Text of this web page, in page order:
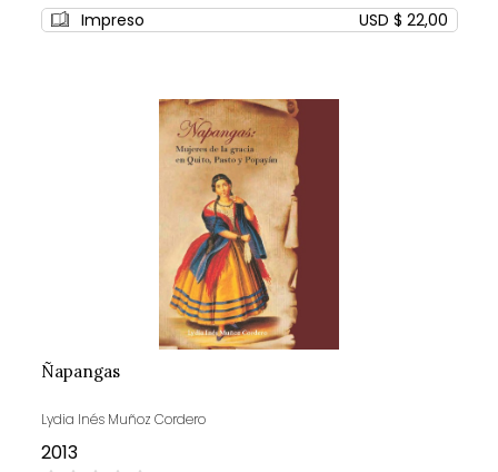
Impreso
USD $ 22,00
Ñapangas
Lydia Inés Muñoz Cordero
2013